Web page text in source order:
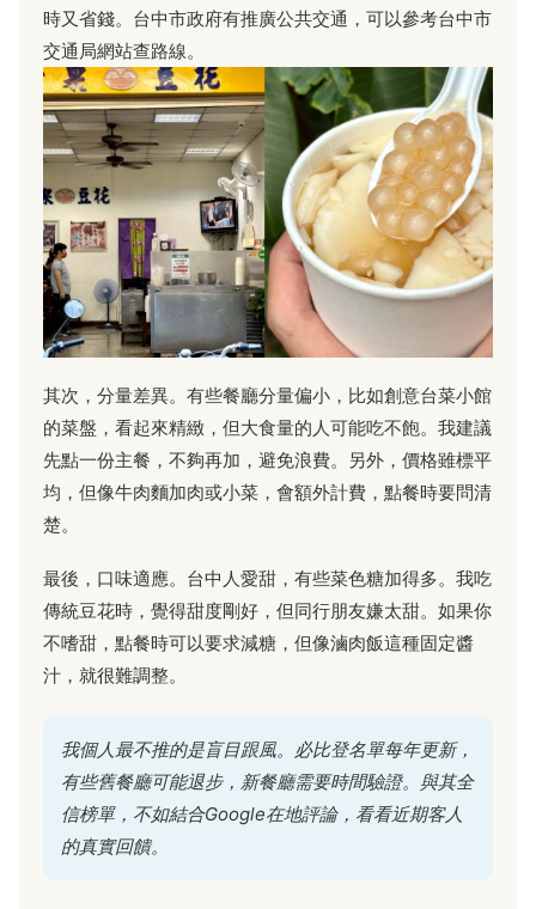
時又省錢。台中市政府有推廣公共交通，可以參考台中市
交通局網站查路線。
其次，分量差異。有些餐廳分量偏小，比如創意台菜小館
的菜盤，看起來精緻，但大食量的人可能吃不飽。我建議
先點一份主餐，不夠再加，避免浪費。另外，價格雖標平
均，但像牛肉麵加肉或小菜，會額外計費，點餐時要問清
楚。
最後，口味適應。台中人愛甜，有些菜色糖加得多。我吃
傳統豆花時，覺得甜度剛好，但同行朋友嫌太甜。如果你
不嗜甜，點餐時可以要求減糖，但像滷肉飯這種固定醬
汁，就很難調整。
我個人最不推的是盲目跟風。必比登名單每年更新，
有些舊餐廳可能退步，新餐廳需要時間驗證。與其全
信榜單，不如結合Google在地評論，看看近期客人
的真實回饋。